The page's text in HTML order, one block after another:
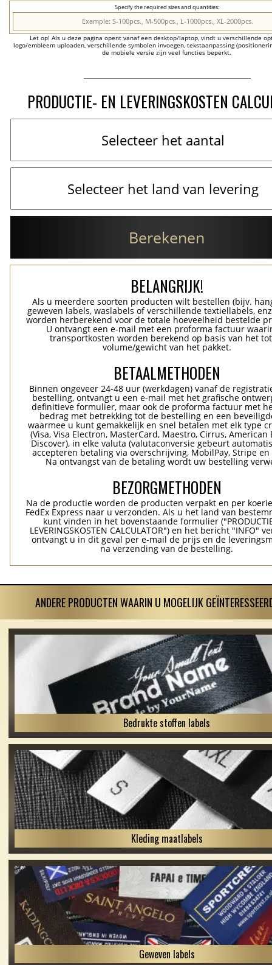
Specify the required sizes and quantities:
Let op! Als u deze pagina opent vanaf een desktop/laptop, vindt u verschillende
logo/embleem uploaden, verschillende symbolen invoegen, tekstaanpassing
de mobiele versie zijn veel functies beperkt.
PRODUCTIE- EN LEVERINGSKOSTEN
Berekenen
BELANGRIJK!
Als u meerdere soorten producten wilt bestellen (bijv.
geweven labels, waslabels of verschillende textiellabels,
worden herberekend voor de totale hoeveelheid bestelde
U ontvangt een e-mail met een proforma factuur
transportkosten worden berekend op basis van het
volume/gewicht van het pakket.
BETAALMETHODEN
Binnen ongeveer 24-48 uur (werkdagen) vanaf de
bestelling, ontvangt u een e-mail met het grafische
definitieve formulier, maar ook de proforma factuur met
bedrag met betrekking tot de bestelling en een
waarmee u kunt gemakkelijk en snel betalen met elk type
(Visa, Visa Electron, MasterCard, Maestro, Cirrus, American
Discover), in elke valuta (valutaconversie gebeurt
accepteren betaling via overschrijving, MobilPay, Stripe en
Na ontvangst van de betaling wordt uw bestelling
BEZORGMETHODEN
Na de productie worden de producten verpakt en per
FedEx Express naar u verzonden. Als u het land van
kunt vinden in het bovenstaande formulier
LEVERINGSKOSTEN CALCULATOR") en het bericht "INFO"
ontvangt u in dit geval per e-mail de prijs en de
na verzending van de bestelling.
ANDERE PRODUCTEN WAARIN U MOGELIJK
Bedrukte stoffen labels
Kleding maatlabels
Geweven labels